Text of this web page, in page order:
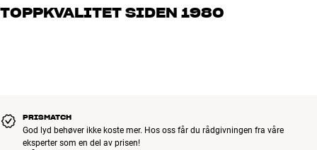
Fortell oss hva du drømmer om, så finner vi løsningen som passer
TOPPKVALITET SIDEN 1980
PRISMATCH
God lyd behøver ikke koste mer. Hos oss får du rådgivningen fra våre
eksperter som en del av prisen!